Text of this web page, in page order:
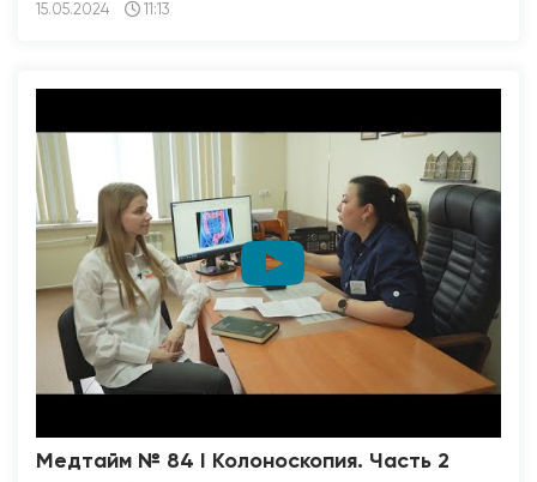
15.05.2024 11:13
Медтайм № 84 I Колоноскопия. Часть 2